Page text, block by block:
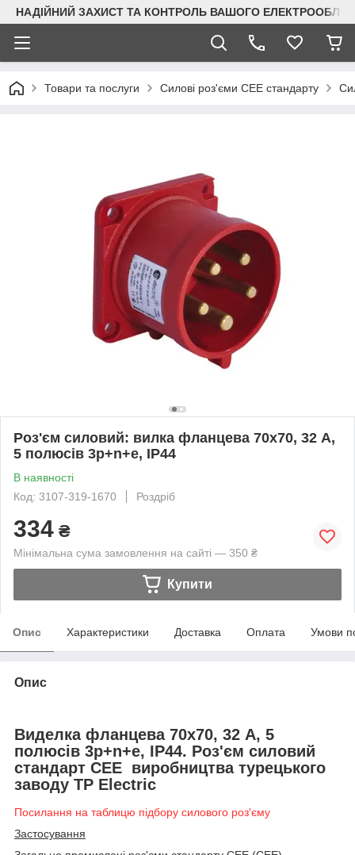
НАДІЙНИЙ ЗАХИСТ ТА КОНТРОЛЬ ВАШОГО
Товари та послуги Силові роз'єми CEE стандарту
Роз'єм силовий: вилка фланцева 70х70, 32 А,
5 полюсів 3p+n+e, IP44
В наявності
Код: 3107-319-1670
Роздріб
334 ₴
Мінімальна сума замовлення на сайті — 350 ₴
Купити
Опис Характеристики Доставка Оплата Умови
Опис
Виделка фланцева 70х70, 32 А, 5
полюсів 3p+n+e, IP44. Роз'єм силовий
стандарт CEE виробництва турецького
заводу TP Electric
Посилання на таблицю підбору силового роз'єму
Застосування